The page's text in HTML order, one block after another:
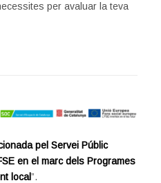
per avaluar la teva
pel Servei Públic
en el marc dels Programes
local”.